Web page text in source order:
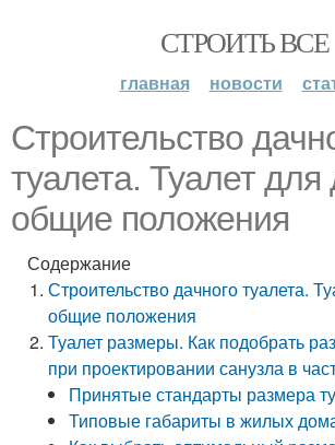
СТРОИТЬ ВСЕ
главная новости
Строительство
туалета. Туалет для
общие положения
Содержание
Строительство дачного туалета.
общие положения
Туалет размеры. Как подобрать
при проектировании санузла в
Принятые стандарты размера
Типовые габариты в жилых